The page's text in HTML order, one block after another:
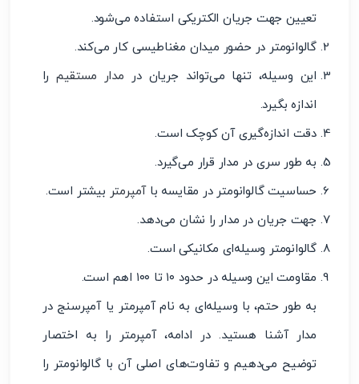
تعیین جهت جریان الکتریکی استفاده می‌شود.
گالوانومتر در حضور میدان مغناطیسی کار می‌کند.
این وسیله، تنها می‌تواند جریان در مدار مستقیم را
اندازه بگیرد.
دقت اندازه‌گیری آن کوچک است.
به طور سری در مدار قرار می‌گیرد.
حساسیت گالوانومتر در مقایسه باآمپرمتر بیشتر است.
جهت جریان در مدار را نشان می‌دهد.
گالوانومتر وسیله‌ای مکانیکی است.
مقاومت این وسیله در حدود ۱۰ تا ۱۰۰ اهم است.
به طور حتم، با وسیله‌ای به نام آمپرمتر یا آمپرسنج در
مدار آشنا هستید. در ادامه، آمپرمتر را به اختصار
توضیح می‌دهیم و تفاوت‌های اصلی آن با گالوانومتر را